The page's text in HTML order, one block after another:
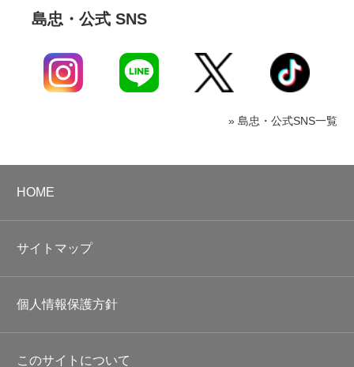
島忠・公式 SNS
» 島忠・公式SNS一覧
HOME
サイトマップ
個人情報保護方針
このサイトについて